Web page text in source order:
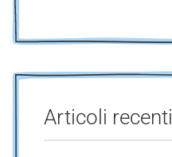
Articoli recenti